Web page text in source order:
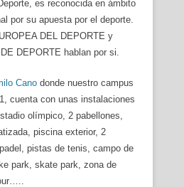
es reconocida en ámbito
por su apuesta por el deporte.
DEL DEPORTE y
DEPORTE hablan por si.
Cano donde nuestro campus
cuenta con unas instalaciones
olímpico, 2 pabellones,
piscina exterior, 2
pistas de tenis, campo de
park, skate park, zona de